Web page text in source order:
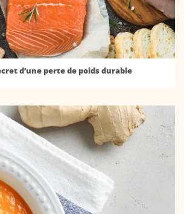
d’une perte de poids durable